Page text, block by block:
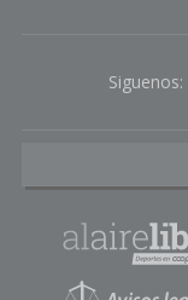
Siguenos: